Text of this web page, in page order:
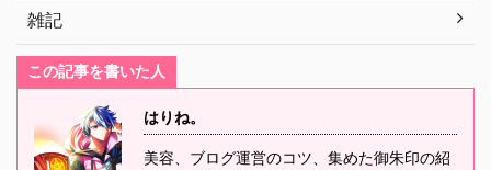
雑記
この記事を書いた人
はりね。
美容、ブログ運営のコツ、集めた御朱印の紹